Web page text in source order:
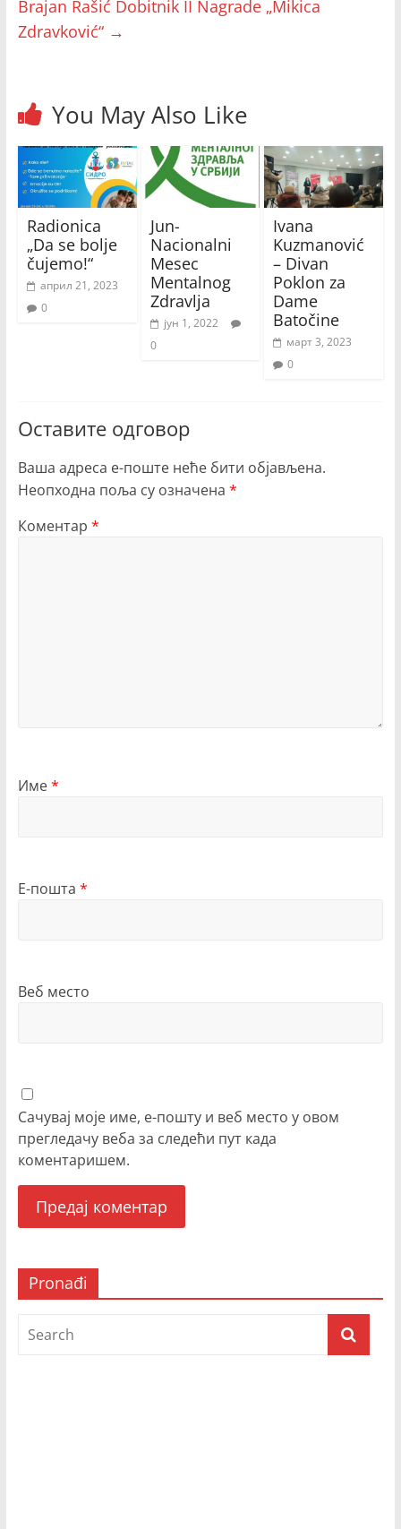
Brajan Rašić Dobitnik II Nagrade „Mikica
Zdravković“ →
You May Also Like
Radionica
„Da se bolje
čujemo!“
април 21, 2023
0
Jun-
Nacionalni
Mesec
Mentalnog
Zdravlja
јун 1, 2022
0
Ivana
Kuzmanović
– Divan
Poklon za
Dame
Batočine
март 3, 2023
0
Оставите одговор
Ваша адреса е-поште неће бити објављена.
Неопходна поља су означена *
Коментар *
Име*
Е-пошта *
Веб место
Сачувај моје име, е-пошту и веб место у овом
прегледачу веба за следећи пут када
коментаришем.
Pronađi